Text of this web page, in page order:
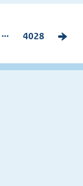
...
P
g
4028
V
l